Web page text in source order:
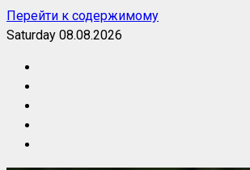
Перейти к содержимому
Saturday 08.08.2026